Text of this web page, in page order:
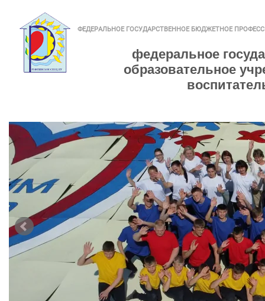
ФЕДЕРАЛЬНОЕ ГОСУДАРСТВЕННОЕ БЮДЖЕТНОЕ
федеральное
образовательное